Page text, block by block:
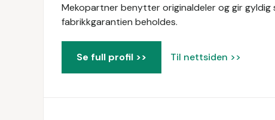
Mekopartner benytter originaldeler og gir
fabrikkgarantien beholdes.
Se full profil >> Til nettsiden >>